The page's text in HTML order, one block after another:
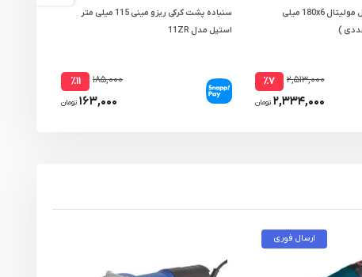
صفحه ساب استیل مولیتال 180x6 میلی
۲,۵۱۳,۰۰۰ ٪۷
۲,۳۳۴,۰۰۰ تومان
سنباده پشت کرکی ریزو مینی 115 میلی متر
استیل مدل 11ZR
۱۸۵,۰۰۰ ٪۱۱
۱۶۳,۰۰۰ تومان
ارسال فوری